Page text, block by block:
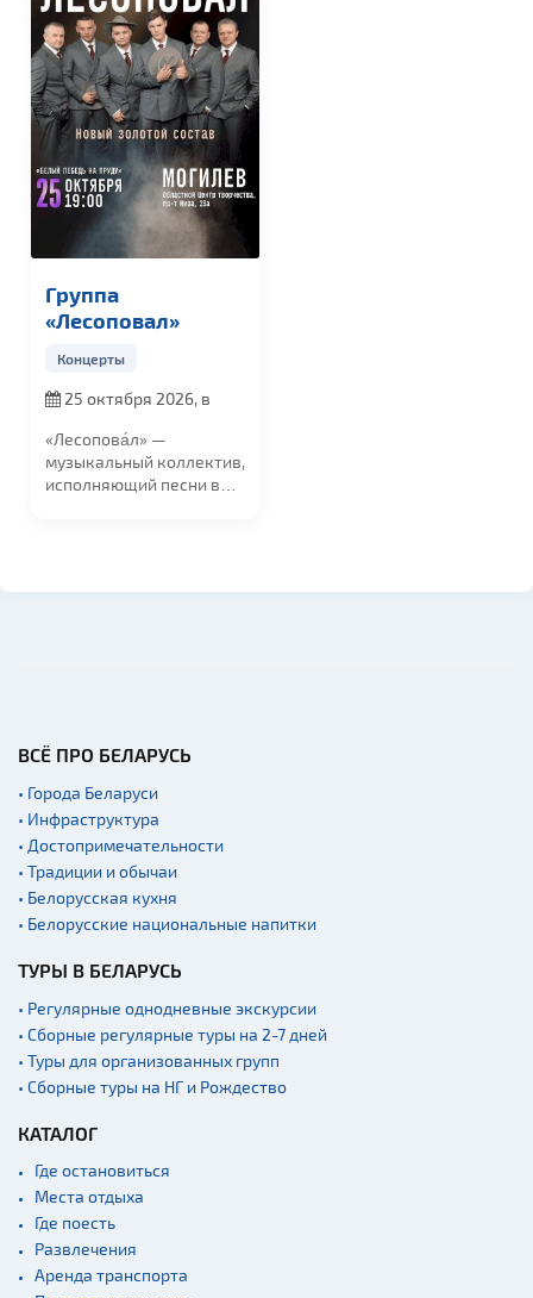
Группа
«Лесоповал»
Концерты
25 октября 2026, в
«Лесопова́л» —
музыкальный коллектив,
исполняющий песни в
ВСЁ ПРО БЕЛАРУСЬ
• Города Беларуси
• Инфраструктура
• Достопримечательности
• Традиции и обычаи
• Белорусская кухня
• Белорусские национальные напитки
ТУРЫ В БЕЛАРУСЬ
• Регулярные однодневные экскурсии
• Сборные регулярные туры на 2-7 дней
• Туры для организованных групп
• Сборные туры на НГ и Рождество
КАТАЛОГ
Где остановиться
Места отдыха
Где поесть
Развлечения
Аренда транспорта